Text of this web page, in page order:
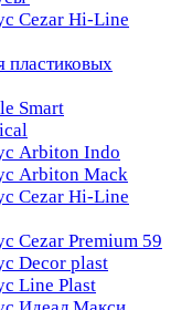
Cezar Hi-Line
Smart
Arbiton Indo
Arbiton Mack
Cezar Hi-Line
Cezar Premium 59
Decor plast
Line Plast